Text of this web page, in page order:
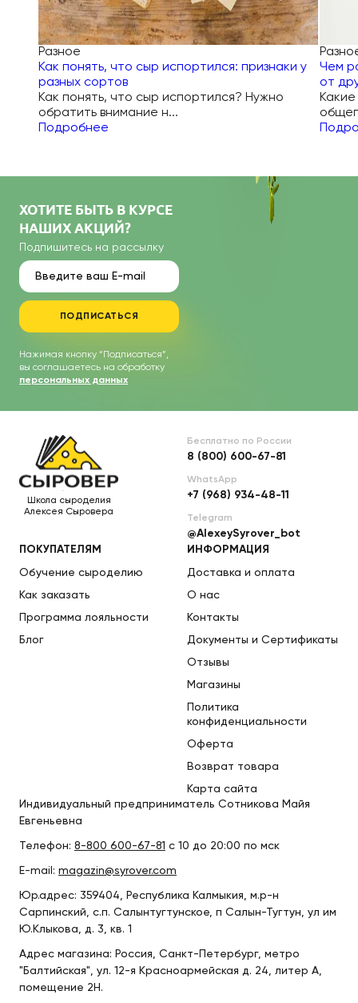
Разное
Как понять, что сыр испортился: признаки у
разных сортов
Как понять, что сыр испортился? Нужно
обратить внимание н...
Подробнее
Чем
от
ХОТИТЕ БЫТЬ В КУРСЕ
НАШИХ АКЦИЙ?
Подпишитесь на рассылку
ПОДПИСАТЬСЯ
Нажимая кнопку “Подписаться”,
вы соглашаетесь на обработку
персональных данных
Школа сыроделия
Алексея Сыровера
Бесплатно по России
8 (800) 600-67-81
WhatsApp
+7 (968) 934-48-11
Telegram
@AlexeySyrover_bot
ПОКУПАТЕЛЯМ
Обучение сыроделию
Как заказать
Программа лояльности
Блог
ИНФОРМАЦИЯ
Доставка и оплата
О нас
Контакты
Документы и Сертификаты
Отзывы
Магазины
Политика
конфиденциальности
Оферта
Возврат товара
Карта сайта
Индивидуальный предприниматель Сотникова Майя
Евгеньевна
Телефон: 8-800 600-67-81 с 10 до 20:00 по мск
E-mail: magazin@syrover.com
Юр.адрес: 359404, Республика Калмыкия, м.р-н
Сарпинский, с.п. Салынтугтунское, п Салын-Тугтун, ул им
Ю.Клыкова, д. 3, кв. 1
Адрес магазина: Россия, Санкт-Петербург, метро
"Балтийская", ул. 12-я Красноармейская д. 24, литер А,
помещение 2Н.